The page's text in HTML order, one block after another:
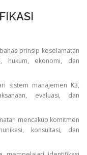
prinsip keselamatan
hukum, ekonomi, dan
sistem manajemen K3,
evaluasi, dan
mencakup komitmen
konsultasi, dan